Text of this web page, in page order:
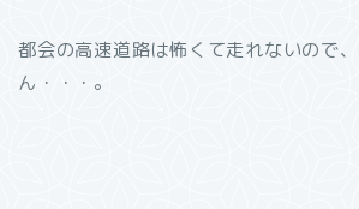
都会の高速道路は怖くて走れないので
ん・・・。